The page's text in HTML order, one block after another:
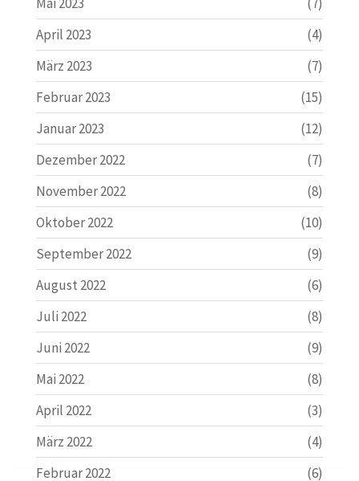
April 2023
(4)
März 2023
(7)
Februar 2023
(15)
Januar 2023
(12)
Dezember 2022
(7)
November 2022
(8)
Oktober 2022
(10)
September 2022
(9)
August 2022
(6)
Juli 2022
(8)
Juni 2022
(9)
Mai 2022
(8)
April 2022
(3)
März 2022
(4)
Februar 2022
(6)